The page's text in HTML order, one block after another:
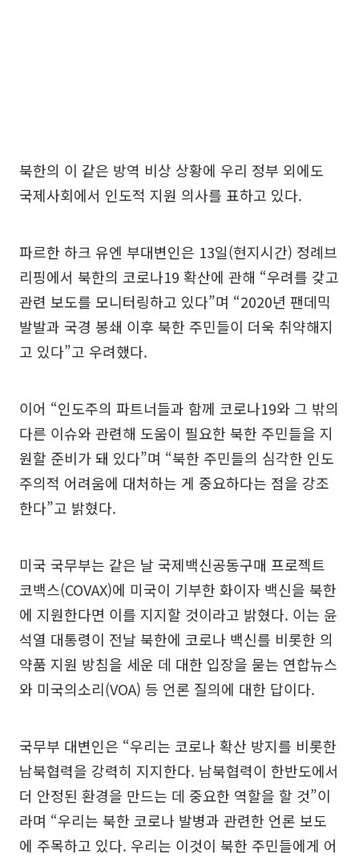
북한의 이 같은 방역 비상 상황에 우리 정부 외에도
국제사회에서 인도적 지원 의사를 표하고 있다.
파르한 하크 유엔 부대변인은 13일(현지시간) 정례브
리핑에서 북한의 코로나19 확산에 관해 “우려를 갖고
관련 보도를 모니터링하고 있다”며 “2020년 팬데믹
발발과 국경 봉쇄 이후 북한 주민들이 더욱 취약해지
고 있다”고 우려했다.
이어 “인도주의 파트너들과 함께 코로나19와 그 밖의
다른 이슈와 관련해 도움이 필요한 북한 주민들을 지
원할 준비가 돼 있다”며 “북한 주민들의 심각한 인도
주의적 어려움에 대처하는 게 중요하다는 점을 강조
한다”고 밝혔다.
미국 국무부는 같은 날 국제백신공동구매 프로젝트
코백스(COVAX)에 미국이 기부한 화이자 백신을 북한
에 지원한다면 이를 지지할 것이라고 밝혔다. 이는 윤
석열 대통령이 전날 북한에 코로나 백신를 비롯한 의
약품 지원 방침을 세운 데 대한 입장을 묻는 연합뉴스
와 미국의소리(VOA) 등 언론 질의에 대한 답이다.
국무부 대변인은 “우리는 코로나 확산 방지를 비롯한
남북협력을 강력히 지지한다. 남북협력이 한반도에서
더 안정된 환경을 만드는 데 중요한 역할을 할 것”이
라며 “우리는 북한 코로나 발병과 관련한 언론 보도
에 주목하고 있다. 우리는 이것이 북한 주민들에게 어